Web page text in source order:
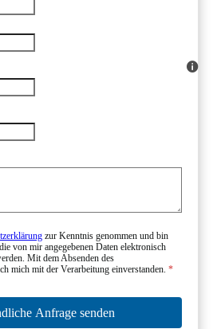
zur Kenntnis genommen und bin
von mir angegebenen Daten elektronisch
Mit dem Absenden des
mich mit der Verarbeitung einverstanden. *
Anfrage senden